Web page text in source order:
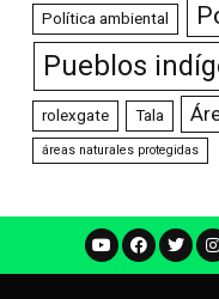
Política ambiental
Pueblos
rolexgate Tala
áreas naturales protegidas